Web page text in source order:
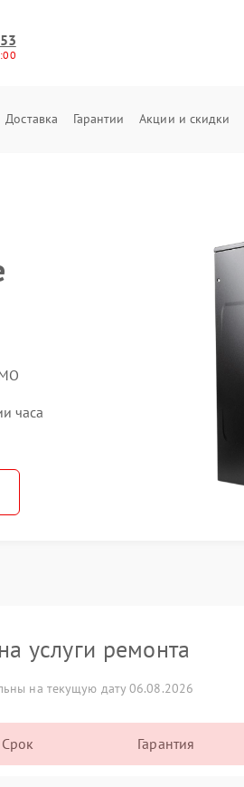
Доставка Гарантии Акции и скидки
часа
услуги ремонта
на текущую дату 06.08.2026
Срок Гарантия